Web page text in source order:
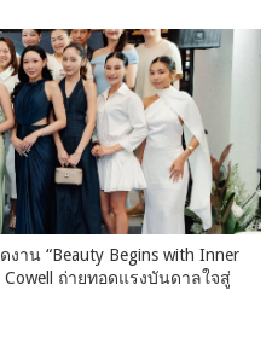
งาน “Beauty Begins with Inner
Cowell ถ่ายทอดแรงบันดาลใจสู่